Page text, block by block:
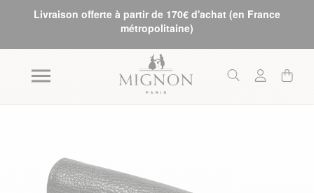
Livraison offerte à partir de 170€ d'achat (en France
métropolitaine)